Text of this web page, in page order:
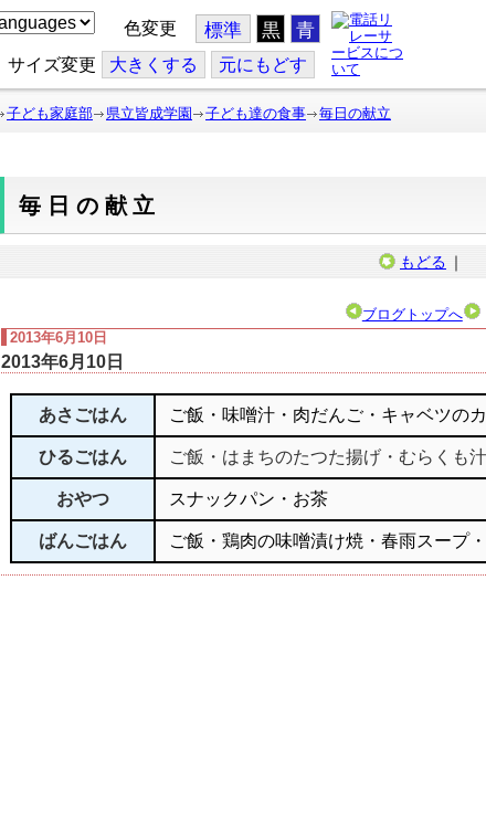
色変更 標準 黒 青
サイズ変更 大きくする 元にもどす
子ども家庭部 県立皆成学園 子ども達の食事 毎日の献立
毎日の献立
もどる ｜
ブログトップへ
2013年6月10日
2013年6月10日
あさごはん ご飯・味噌汁・肉だんご・キャベツの
ひるごはん ご飯・はまちのたつた揚げ・むらくも
おやつ スナックパン・お茶
ばんごはん ご飯・鶏肉の味噌漬け焼・春雨スープ